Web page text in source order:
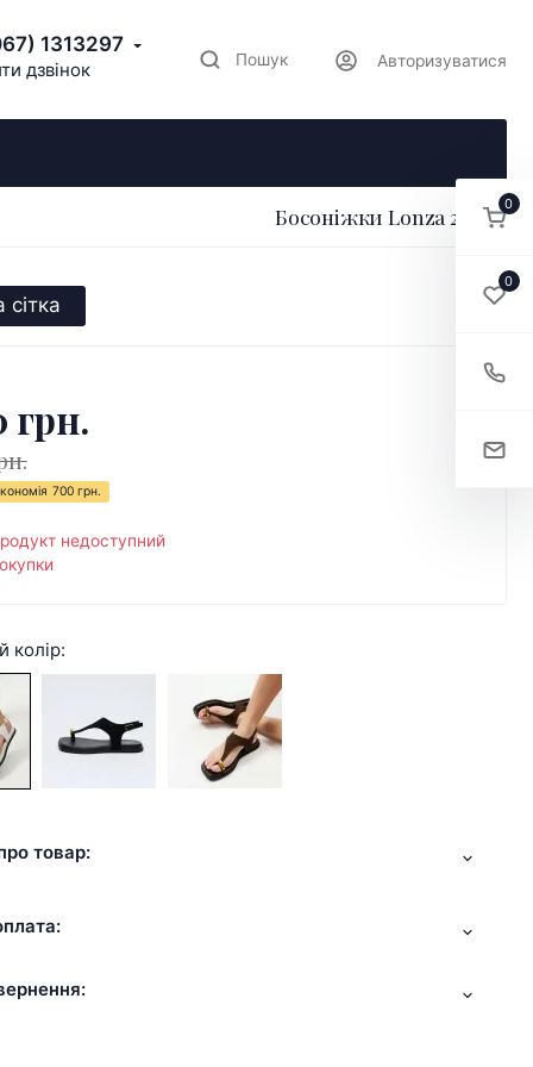
1313297
дзвінок Пошук Авторизуватися
Босоніжки Lonza 212793
сітка
грн.
700 грн.
недоступний
колір:
товар:
0
0